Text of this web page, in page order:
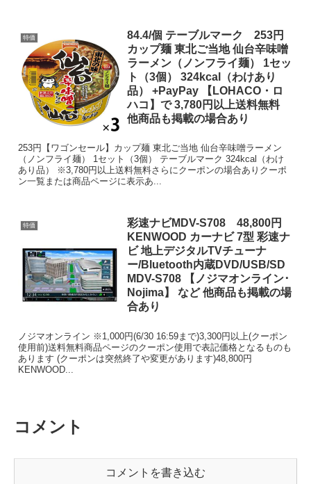
特価
84.4/個 テーブルマーク 253円
カップ麺 東北ご当地 仙台辛味噌
ラーメン（ノンフライ麺） 1セッ
ト（3個） 324kcal（わけあり
品） +PayPay 【LOHACO・ロ
ハコ】で 3,780円以上送料無料
他商品も掲載の場合あり
253円【ワゴンセール】カップ麺 東北ご当地 仙台辛味噌ラーメン
（ノンフライ麺） 1セット（3個） テーブルマーク 324kcal（わけ
あり品） ※3,780円以上送料無料さらにクーポンの場合ありクーポ
ン一覧または商品ページに表示あ...
特価
彩速ナビMDV-S708 48,800円
KENWOOD カーナビ 7型 彩速ナ
ビ 地上デジタルTVチューナ
ー/Bluetooth内蔵DVD/USB/SD
MDV-S708 【ノジマオンライン･
Nojima】 など 他商品も掲載の場
合あり
ノジマオンライン ※1,000円(6/30 16:59まで)3,300円以上(クーポン
使用前)送料無料商品ページのクーポン使用で表記価格となるものも
あります (クーポンは突然終了や変更があります)48,800円
KENWOOD...
コメント
コメントを書き込む